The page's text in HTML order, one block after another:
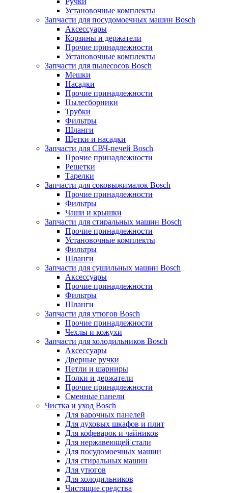
Установочные комплекты
Запчасти для посудомоечных машин Bosch
Аксессуары
Корзины и держатели
Прочие принадлежности
Установочные комплекты
Запчасти для пылесосов Bosch
Мешки
Насадки
Прочие принадлежности
Пылесборники
Трубки
Фильтры
Шланги
Щетки и насадки
Запчасти для СВЧ-печей Bosch
Прочие принадлежности
Решетки
Тарелки
Запчасти для соковыжималок Bosch
Прочие принадлежности
Фильтры
Чаши и крышки
Запчасти для стиральных машин Bosch
Прочие принадлежности
Установочные комплекты
Фильтры
Шланги
Запчасти для сушильных машин Bosch
Аксессуары
Прочие принадлежности
Фильтры
Шланги
Запчасти для утюгов Bosch
Прочие принадлежности
Чехлы и кожухи
Запчасти для холодильников Bosch
Аксессуары
Дверные ручки
Петли и шарниры
Полки и держатели
Прочие принадлежности
Сменные панели
Чистка и уход Bosch
Для варочных панелей
Для духовых шкафов и плит
Для кофеварок и чайников
Для нержавеющей стали
Для посудомоечных машин
Для стиральных машин
Для утюгов
Для холодильников
Чистящие средства